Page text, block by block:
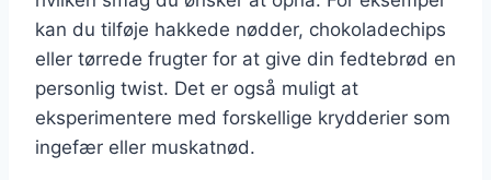
kan du tilføje hakkede nødder, chokoladechips
eller tørrede frugter for at give din fedtebrød en
personlig twist. Det er også muligt at
eksperimentere med forskellige krydderier som
ingefær eller muskatnød.